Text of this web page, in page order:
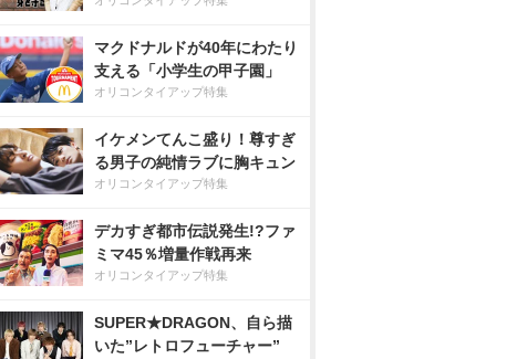
マクドナルドが40年にわたり
支える「小学生の甲子園」
オリコンタイアップ特集
イケメンてんこ盛り！尊すぎ
る男子の純情ラブに胸キュン
オリコンタイアップ特集
デカすぎ都市伝説発生!?ファ
ミマ45％増量作戦再来
オリコンタイアップ特集
SUPER★DRAGON、自ら描
いた”レトロフューチャー”